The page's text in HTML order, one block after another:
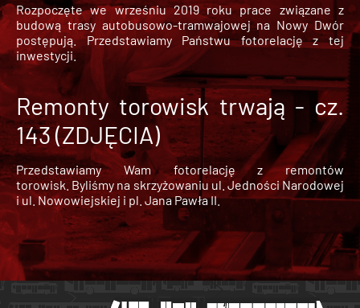
Rozpoczęte we wrześniu 2019 roku prace związane z
budową trasy autobusowo-tramwajowej na Nowy Dwór
postępują. Przedstawiamy Państwu fotorelację z tej
inwestycji.
Remonty torowisk trwają - cz.
143 (ZDJĘCIA)
Przedstawiamy Wam fotorelację z remontów
torowisk. Byliśmy na skrzyżowaniu ul. Jedności Narodowej
i ul. Nowowiejskiej i pl. Jana Pawła II.